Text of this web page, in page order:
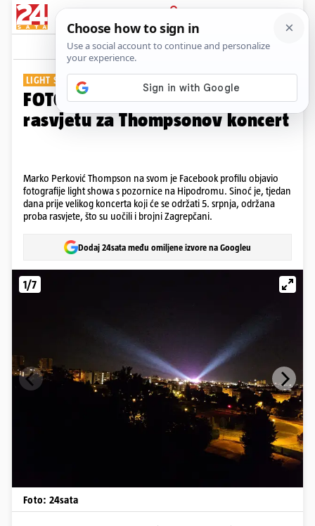
PRIJAVA
Galerija Komentari
LIGHT SHOW
FOTO Pogledajte spektakularnu
rasvjetu za Thompsonov koncert
Marko Perković Thompson na svom je Facebook profilu objavio
fotografije light showa s pozornice na Hipodromu. Sinoć je, tjedan
dana prije velikog koncerta koji će se održati 5. srpnja, održana
proba rasvjete, što su uočili i brojni Zagrepčani.
Dodaj 24sata među omiljene izvore na Googleu
1/7
Foto: 24sata